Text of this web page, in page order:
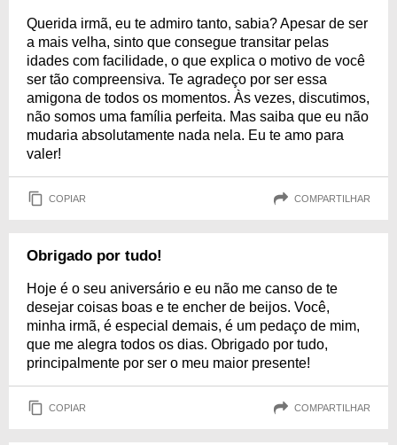
Querida irmã, eu te admiro tanto, sabia? Apesar de ser
a mais velha, sinto que consegue transitar pelas
idades com facilidade, o que explica o motivo de você
ser tão compreensiva. Te agradeço por ser essa
amigona de todos os momentos. Às vezes, discutimos,
não somos uma família perfeita. Mas saiba que eu não
mudaria absolutamente nada nela. Eu te amo para
valer!
COPIAR COMPARTILHAR
Obrigado por tudo!
Hoje é o seu aniversário e eu não me canso de te
desejar coisas boas e te encher de beijos. Você,
minha irmã, é especial demais, é um pedaço de mim,
que me alegra todos os dias. Obrigado por tudo,
principalmente por ser o meu maior presente!
COPIAR COMPARTILHAR